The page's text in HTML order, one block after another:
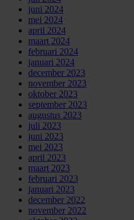
juni 2024
mei 2024
april 2024
maart 2024
februari 2024
januari 2024
december 2023
november 2023
oktober 2023
september 2023
augustus 2023
juli 2023
juni 2023
mei 2023
april 2023
maart 2023
februari 2023
januari 2023
december 2022
november 2022